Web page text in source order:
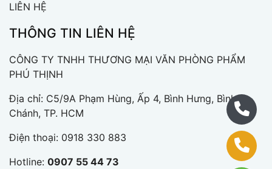
LIÊN HỆ
THÔNG TIN LIÊN HỆ
CÔNG TY TNHH THƯƠNG MẠI VĂN PHÒNG PHẨM
PHÚ THỊNH
Địa chỉ: C5/9A Phạm Hùng, Ấp 4, Bình Hưng, Bình
Chánh, TP. HCM
Điện thoại: 0918 330 883
Hotline: 0907 55 44 73